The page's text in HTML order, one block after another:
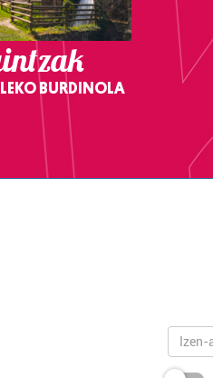
BURDINOLA